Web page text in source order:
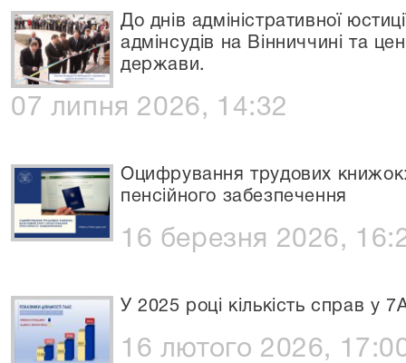
До днів адміністративної
адмінсудів на Вінниччині та
держави.
07 липня 2026, 14:32
Оцифрування трудових
пенсійного забезпечення
16 березня 2026,
У 2025 році кількість справ у
16 лютого 2026,